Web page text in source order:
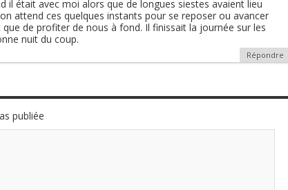
il était avec moi alors que de longues siestes avaient lieu
attend ces quelques instants pour se reposer ou avancer
de profiter de nous à fond. Il finissait la journée sur les
nuit du coup.
Répondre
publiée